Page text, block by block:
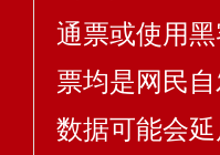
通票或使用
票均是网民
数据可能会